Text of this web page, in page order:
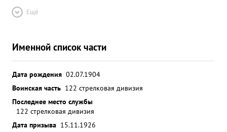
Ещё
Именной список части
Дата рождения 02.07.1904
Воинская часть 122 стрелковая дивизия
Последнее место службы
122 стрелковая дивизия
Дата призыва 15.11.1926